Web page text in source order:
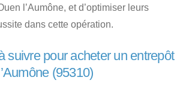
l’Aumône, et d’optimiser leurs
dans cette opération.
suivre pour acheter un entrepôt
(95310)